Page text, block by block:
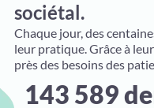
sociétal.
Chaque jour, des
leur pratique. Grâce à
près des besoins des
143 589